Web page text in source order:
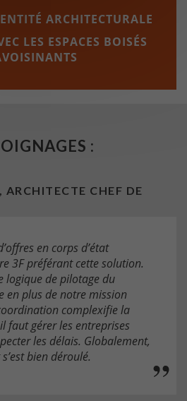
ARCHITECTURALE
LES ESPACES BOISÉS
:
CHEF DE
en corps d’état
3F préférant cette solution.
logique de pilotage du
en plus de notre mission
complexifie la
faut gérer les entreprises
les délais. Globalement,
bien déroulé.